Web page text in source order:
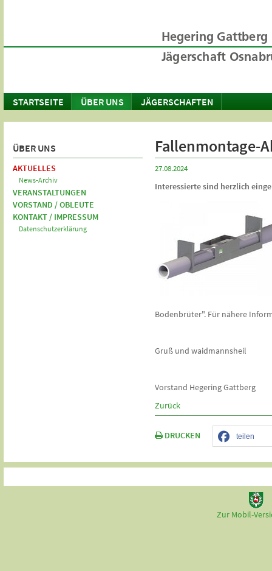
STARTSEITE ÜBER UNS JÄGERSCHAFTEN
ÜBER UNS
AKTUELLES
News-Archiv
VERANSTALTUNGEN
VORSTAND / OBLEUTE
KONTAKT / IMPRESSUM
Datenschutzerklärung
Fallenmontage-
27.08.2024
Interessierte sind herzlich
Bodenbrüter". Für nähere
Gruß und waidmannsheil
Vorstand Hegering Gattberg
Zurück
DRUCKEN teilen
Zur Mobil-